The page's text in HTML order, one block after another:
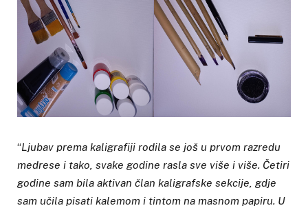
“Ljubav prema kaligrafiji rodila se još u prvom razredu
medrese i tako, svake godine rasla sve više i više. Četiri
godine sam bila aktivan član kaligrafske sekcije, gdje
sam učila pisati kalemom i tintom na masnom papiru. U